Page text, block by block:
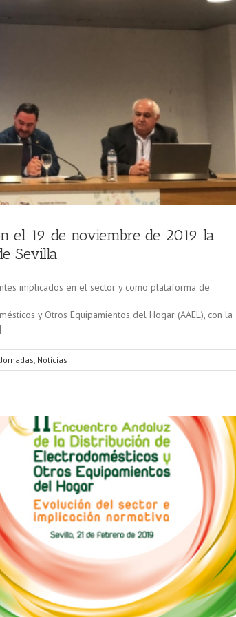
el 19 de noviembre de 2019 la
Sevilla
implicados en el sector y como plataforma de
y Otros Equipamientos del Hogar (AAEL), con la
Jornadas, Noticias